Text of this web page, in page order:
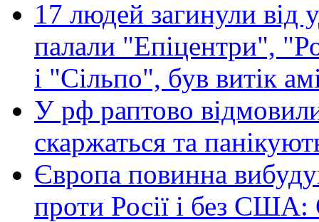
17 людей загинули від
палали "Епіцентри",
і "Сільпо", був витік
У рф раптово
скаржаться та
Європа повинна
проти Росії і без США: